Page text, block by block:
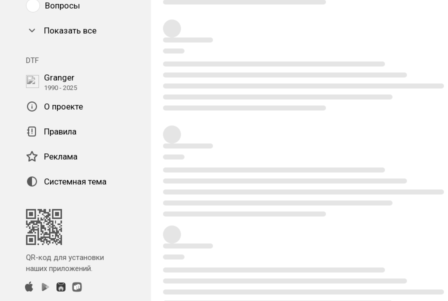
Вопросы
Показать все
DTF
Granger
1990 - 2025
О проекте
Правила
Реклама
Системная тема
QR-код для установки
наших приложений.